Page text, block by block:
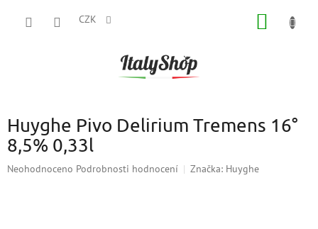
CZK
Huyghe Pivo Delirium Tremens 16°
8,5% 0,33l
Průměrné
Neohodnoceno Podrobnosti hodnocení Značka: Huyghe